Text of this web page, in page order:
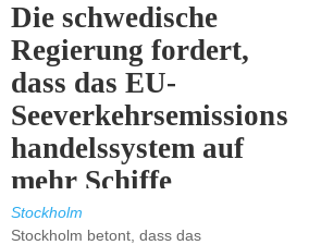
Die schwedische
Regierung fordert,
dass das EU-
Seeverkehrsemissions
handelssystem auf
mehr Schiffe
ausgeweitet wird.
Stockholm
Stockholm betont, dass das